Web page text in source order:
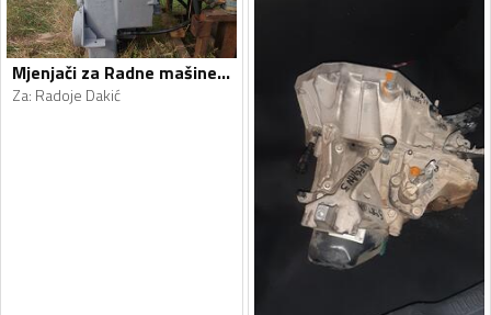
Mjenjači za Radne mašine - Radoje Dakić, Clark - 1990, 1990
Za: Radoje Dakić